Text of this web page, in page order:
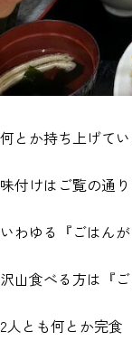
何とか持ち上げて
味付けはご覧の通
いわゆる『ごはんが
沢山食べる方は『
2人とも何とか完食